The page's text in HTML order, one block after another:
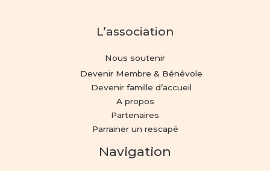
L’association
Nous soutenir
Devenir Membre & Bénévole
Devenir famille d’accueil
A propos
Partenaires
Parrainer un rescapé
Navigation